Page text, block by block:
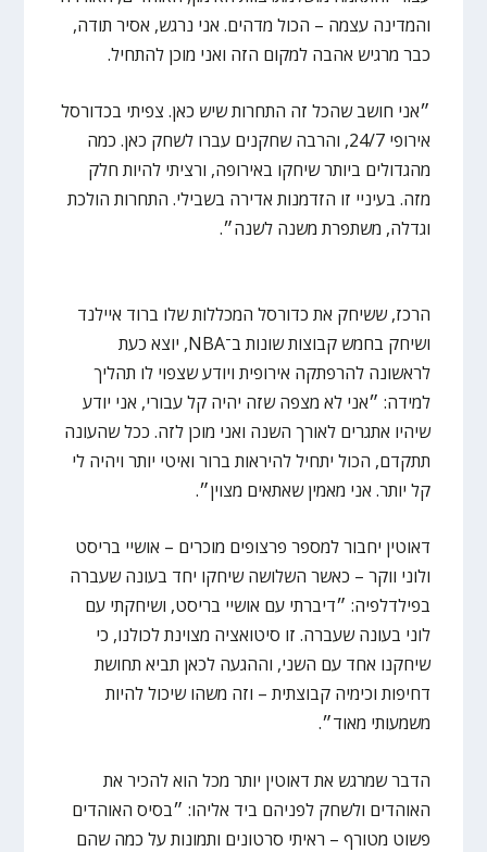
והמדינה עצמה – הכול מדהים. אני נרגש, אסיר תודה,
כבר מרגיש אהבה למקום הזה ואני מוכן להתחיל.
״אני חושב שהכל זה התחרות שיש כאן. צפיתי בכדורסל
אירופי 24/7, והרבה שחקנים עברו לשחק כאן. כמה
מהגדולים ביותר שיחקו באירופה, ורציתי להיות חלק
מזה. בעיניי זו הזדמנות אדירה בשבילי. התחרות הולכת
וגדלה, משתפרת משנה לשנה״.
הרכז, ששיחק את כדורסל המכללות שלו ברוד איילנד
ושיחק בחמש קבוצות שונות ב־NBA, יוצא כעת
לראשונה להרפתקה אירופית ויודע שצפוי לו תהליך
למידה: ״אני לא מצפה שזה יהיה קל עבורי, אני יודע
שיהיו אתגרים לאורך השנה ואני מוכן לזה. ככל שהעונה
תתקדם, הכול יתחיל להיראות ברור ואיטי יותר ויהיה לי
קל יותר. אני מאמין שאתאים מצוין״.
דאוטין יחבור למספר פרצופים מוכרים – אושיי בריסט
ולוני ווקר – כאשר השלושה שיחקו יחד בעונה שעברה
בפילדלפיה: ״דיברתי עם אושיי בריסט, ושיחקתי עם
לוני בעונה שעברה. זו סיטואציה מצוינת לכולנו, כי
שיחקנו אחד עם השני, וההגעה לכאן תביא תחושת
דחיפות וכימיה קבוצתית – וזה משהו שיכול להיות
משמעותי מאוד״.
הדבר שמרגש את דאוטין יותר מכל הוא להכיר את
האוהדים ולשחק לפניהם ביד אליהו: ״בסיס האוהדים
פשוט מטורף – ראיתי סרטונים ותמונות על כמה שהם